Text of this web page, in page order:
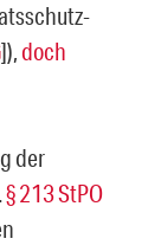
]),doch
der
§ 213 StPO